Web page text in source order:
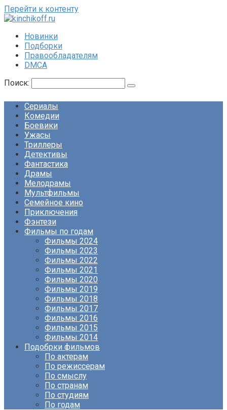
Перейти к контенту
Новинки
Подборки
Правообладателям
DMCA
Поиск:
Сериалы
Комедии
Боевики
Ужасы
Триллеры
Детективы
Фантастика
Драмы
Мелодрамы
Мультфильмы
Семейное кино
Приключения
Фэнтези
Фильмы по годам
Фильмы 2024
Фильмы 2023
Фильмы 2022
Фильмы 2021
Фильмы 2020
Фильмы 2019
Фильмы 2018
Фильмы 2017
Фильмы 2016
Фильмы 2015
Фильмы 2014
Подобрки фильмов
По актерам
По режиссерам
По смыслу
По странам
По студиям
По годам